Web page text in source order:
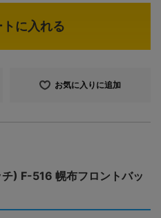
トに入れる
お気に入りに追加
) F-516 幌布フロントバッ